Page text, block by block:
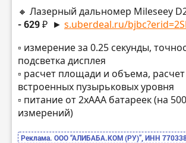
🔸 Лазерный дальномер Mileseey
- 629 ₽ ► s.uberdeal.ru/
▫️ измерение за 0.25 секунды,
подсветка дисплея
▫️ расчет площади и объема, расчет
встроенных пузырьковых уровня
▫️ питание от 2хААА батареек (на
измерений)
Реклама. ООО “АЛИБАБА.КОМ (РУ)”, ИНН